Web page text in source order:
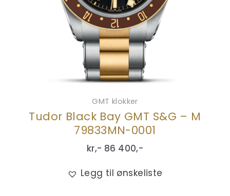
GMT klokker
Tudor Black Bay GMT S&G – M
79833MN-0001
kr,- 86 400,-
Legg til ønskeliste